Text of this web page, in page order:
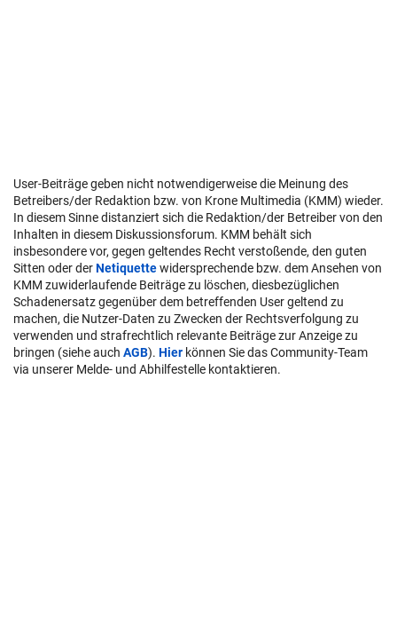
User-Beiträge geben nicht notwendigerweise die Meinung des
Betreibers/der Redaktion bzw. von Krone Multimedia (KMM) wieder.
In diesem Sinne distanziert sich die Redaktion/der Betreiber von den
Inhalten in diesem Diskussionsforum. KMM behält sich
insbesondere vor, gegen geltendes Recht verstoßende, den guten
Sitten oder derNetiquettewidersprechende bzw. dem Ansehen von
KMM zuwiderlaufende Beiträge zu löschen, diesbezüglichen
Schadenersatz gegenüber dem betreffenden User geltend zu
machen, die Nutzer-Daten zu Zwecken der Rechtsverfolgung zu
verwenden und strafrechtlich relevante Beiträge zur Anzeige zu
bringen (siehe auch AGB). Hier können Sie das Community-Team
via unserer Melde- und Abhilfestelle kontaktieren.